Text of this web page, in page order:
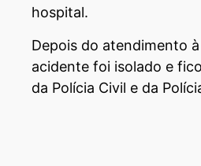
hospital.
Depois do atendimento
acidente foi isolado e
da Polícia Civil e da